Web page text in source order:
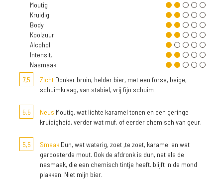
Moutig
Kruidig
Body
Koolzuur
Alcohol
Intensit.
Nasmaak
7,5
Zicht Donker bruin, helder bier, met een forse, beige,
schuimkraag, van stabiel, vrij fijn schuim
5,5 Neus Moutig, wat lichte karamel tonen en een geringe
kruidigheid, verder wat muf, of eerder chemisch van geur.
5,5 Smaak Dun, wat waterig, zoet ,te zoet, karamel en wat
geroosterde mout. Ook de afdronk is dun, net als de
nasmaak, die een chemisch tintje heeft. blijft in de mond
plakken. Niet mijn bier.